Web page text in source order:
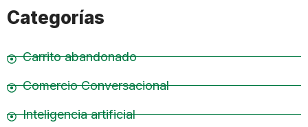
Categorías
Carrito abandonado
Comercio Conversacional
Inteligencia artificial